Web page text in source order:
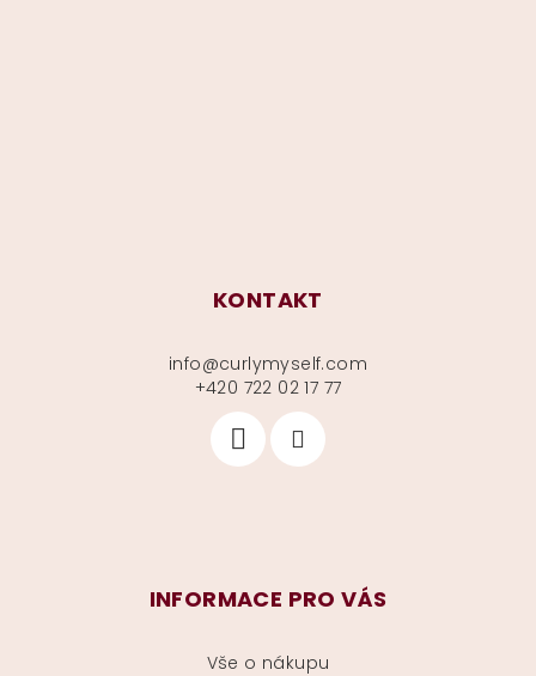
KONTAKT
info@curlymyself.com
+420 722 02 17 77
INFORMACE PRO VÁS
Vše o nákupu